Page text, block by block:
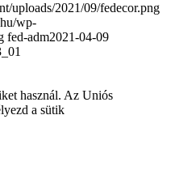
uploads/2021/09/fedecor.png
wp-
fed-adm2021-04-09
használ. Az Uniós
a sütik